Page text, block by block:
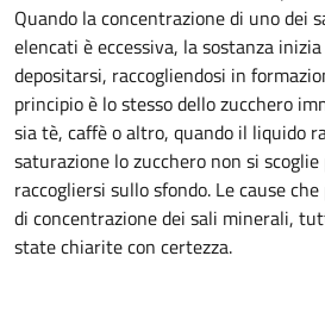
Quando la concentrazione di uno dei
elencati è eccessiva, la sostanza
depositarsi, raccogliendosi in
principio è lo stesso dello zucchero
sia tè, caffè o altro, quando il liquido
saturazione lo zucchero non si
raccogliersi sullo sfondo. Le cause
di concentrazione dei sali minerali,
state chiarite con certezza.